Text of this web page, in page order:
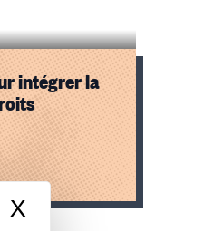
X Masquer le
intégrer la